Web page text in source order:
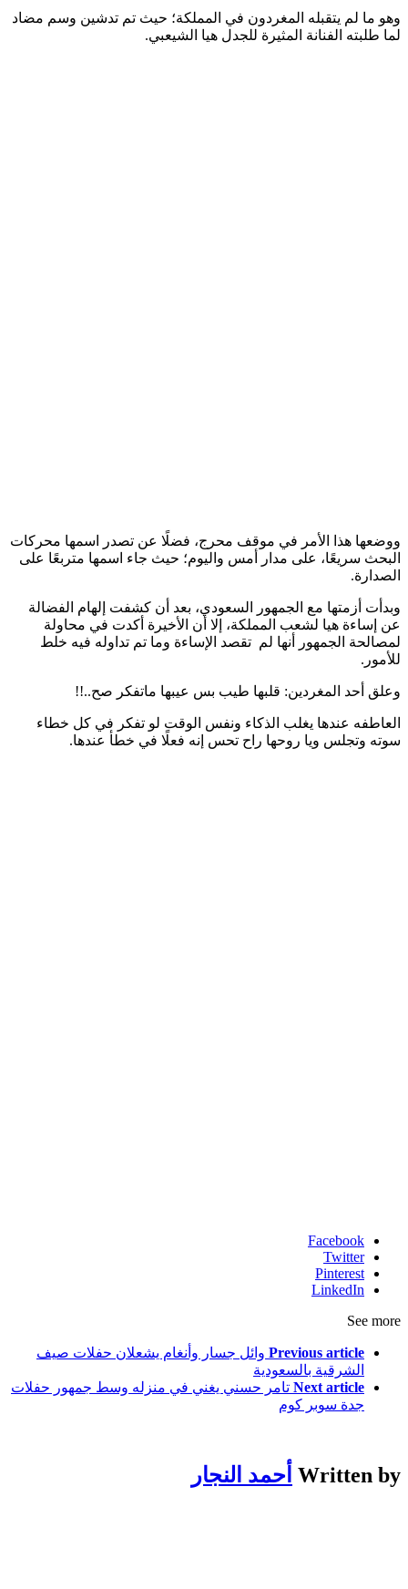
وهو ما لم يتقبله المغردون في المملكة؛ حيث تم تدشين وسم مضاد
لما طلبته الفنانة المثيرة للجدل هيا الشيعبي.
ووضعها هذا الأمر في موقف محرج، فضلًا عن تصدر اسمها محركات
البحث سريعًا، على مدار أمس واليوم؛ حيث جاء اسمها متربعًا على
الصدارة.
وبدأت أزمتها مع الجمهور السعودي، بعد أن كشفت إلهام الفضالة
عن إساءة هيا لشعب المملكة، إلا أن الأخيرة أكدت في محاولة
لمصالحة الجمهور أنها لم تقصد الإساءة وما تم تداوله فيه خلط
للأمور.
وعلق أحد المغردين: قلبها طيب بس عيبها ماتفكر صح..!!
العاطفه عندها يغلب الذكاء ونفس الوقت لو تفكر في كل خطاء
سوته وتجلس ويا روحها راح تحس إنه فعلًا في خطأ عندها.
Facebook
Twitter
Pinterest
LinkedIn
See more
Previous article وائل جسار وأنغام يشعلان حفلات صيف
الشرقية بالسعودية
Next article تامر حسني يغني في منزله وسط جمهور حفلات
جدة سوبر كوم
Written by أحمد النجار